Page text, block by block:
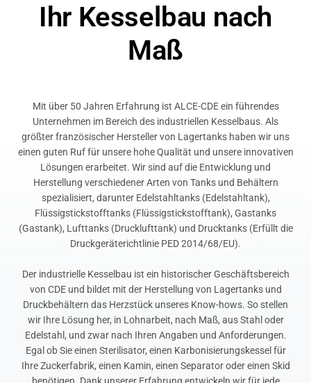
Ihr Kesselbau nach
Maß
Mit über 50 Jahren Erfahrung ist ALCE-CDE ein führendes
Unternehmen im Bereich des industriellen Kesselbaus. Als
größter französischer Hersteller von Lagertanks haben wir uns
einen guten Ruf für unsere hohe Qualität und unsere innovativen
Lösungen erarbeitet. Wir sind auf die Entwicklung und
Herstellung verschiedener Arten von Tanks und Behältern
spezialisiert, darunter Edelstahltanks (Edelstahltank),
Flüssigstickstofftanks (Flüssigstickstofftank), Gastanks
(Gastank), Lufttanks (Drucklufttank) und Drucktanks (Erfüllt die
Druckgeräterichtlinie PED 2014/68/EU).
Der industrielle Kesselbau ist ein historischer Geschäftsbereich
von CDE und bildet mit der Herstellung von Lagertanks und
Druckbehältern das Herzstück unseres Know-hows. So stellen
wir Ihre Lösung her, in Lohnarbeit, nach Maß, aus Stahl oder
Edelstahl, und zwar nach Ihren Angaben und Anforderungen.
Egal ob Sie einen Sterilisator, einen Karbonisierungskessel für
Ihre Zuckerfabrik, einen Kamin, einen Separator oder einen Skid